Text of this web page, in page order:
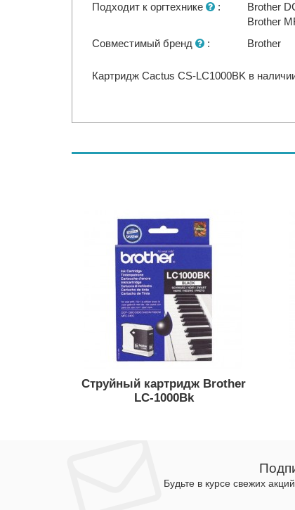
Подходит к оргтехнике
:
Brother
Brother
Совместимый бренд
: Brother
Картридж Cactus CS-LC1000BK в
Струйный картридж Brother
LC-1000Bk
Будьте в курсе свежих